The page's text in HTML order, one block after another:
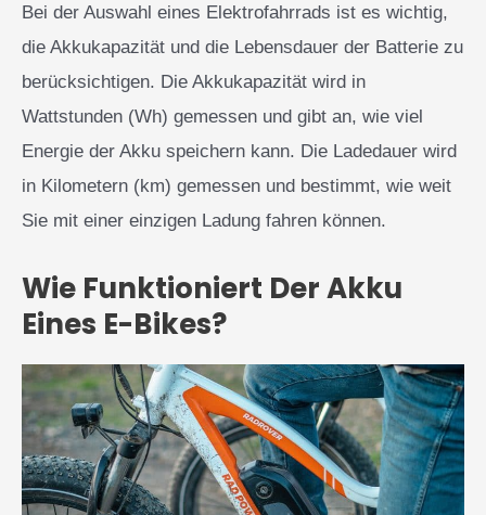
Bei der Auswahl eines Elektrofahrrads ist es wichtig,
die Akkukapazität und die Lebensdauer der Batterie zu
berücksichtigen. Die Akkukapazität wird in
Wattstunden (Wh) gemessen und gibt an, wie viel
Energie der Akku speichern kann. Die Ladedauer wird
in Kilometern (km) gemessen und bestimmt, wie weit
Sie mit einer einzigen Ladung fahren können.
Wie Funktioniert Der Akku
Eines E-Bikes?